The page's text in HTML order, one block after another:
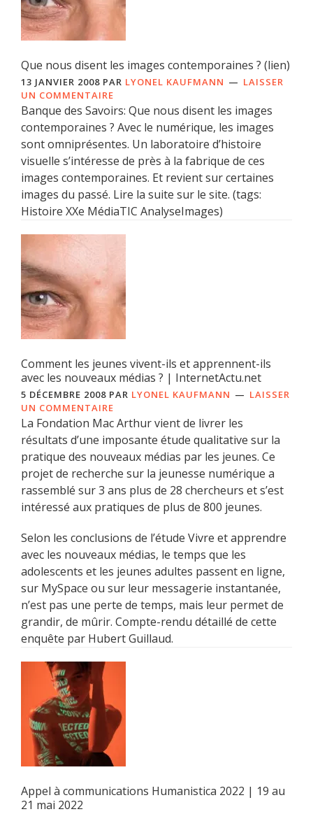
Que nous disent les images contemporaines ? (lien)
13 JANVIER 2008 PAR LYONEL KAUFMANN
LAISSER
UN COMMENTAIRE
Banque des Savoirs: Que nous disent les images
contemporaines ? Avec le numérique, les images
sont omniprésentes. Un laboratoire d’histoire
visuelle s’intéresse de près à la fabrique de ces
images contemporaines. Et revient sur certaines
images du passé. Lire la suite sur le site. (tags:
Histoire XXe MédiaTIC AnalyseImages)
Comment les jeunes vivent-ils et apprennent-ils
avec les nouveaux médias ? | InternetActu.net
5 DÉCEMBRE 2008 PAR LYONEL KAUFMANN
LAISSER
UN COMMENTAIRE
La Fondation Mac Arthur vient de livrer les
résultats d’une imposante étude qualitative sur la
pratique des nouveaux médias par les jeunes. Ce
projet de recherche sur la jeunesse numérique a
rassemblé sur 3 ans plus de 28 chercheurs et s’est
intéressé aux pratiques de plus de 800 jeunes.
Selon les conclusions de l’étude Vivre et apprendre
avec les nouveaux médias, le temps que les
adolescents et les jeunes adultes passent en ligne,
sur MySpace ou sur leur messagerie instantanée,
n’est pas une perte de temps, mais leur permet de
grandir, de mûrir. Compte-rendu détaillé de cette
enquête par Hubert Guillaud.
Appel à communications Humanistica 2022 | 19 au
21 mai 2022